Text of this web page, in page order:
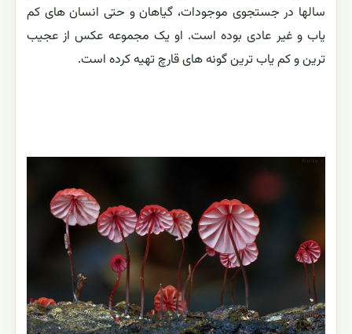
سالها در جستجوی موجودات، گیاهان و حتی انسان های کم
یاب و غیر عادی بوده است. او یک مجموعه عکس از عجیب
ترین و کم یاب ترین گونه های قارچ تهیه کرده است.